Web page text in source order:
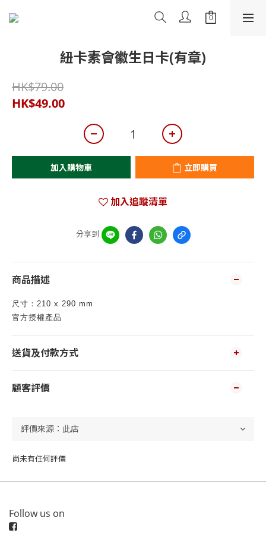
紐卡素會徽生日卡(有章)
HK$79.00
HK$49.00
加入購物車 立即購買
加入追蹤清單
分享到
商品描述
尺寸：210 x 290 mm
官方授權產品
送貨及付款方式
顧客評價
尚未有任何評價
Follow us on